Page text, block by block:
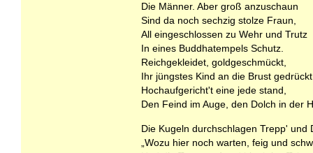
Die Männer. Aber groß anzuschaun
Sind da noch sechzig stolze Fraun,
All eingeschlossen zu Wehr und Trutz
In eines Buddhatempels Schutz.
Reichgekleidet, goldgeschmückt,
Ihr jüngstes Kind an die Brust
Hochaufgericht't eine jede stand,
Den Feind im Auge, den Dolch in der
Die Kugeln durchschlagen Trepp' und
„Wozu hier noch warten, feig und